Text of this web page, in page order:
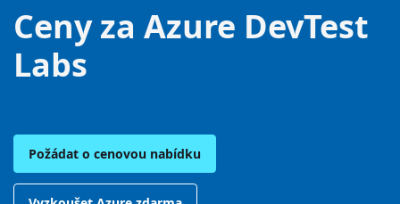
Ceny za Azure DevTest
Labs
Požádat o cenovou nabídku